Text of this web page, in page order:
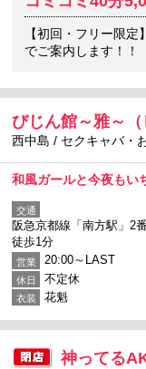
【初回・フリー限
でご案内します！！
びじん館～雅～（
西中島 / セクキャバ・
和風ガールと今夜もい
交通
阪急京都線「南方駅」2
徒歩1分
営業 20:00～LAST
休日 不定休
衣装 花魁
神ってる